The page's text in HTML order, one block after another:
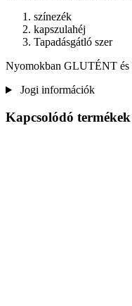
színezék
kapszulahéj
Tapadásgátló szer
Nyomokban GLUTÉNT és
Jogi információk
Kapcsolódó termékek